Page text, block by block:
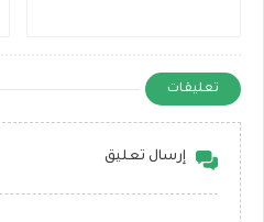
تعليقات
إرسال تعليق